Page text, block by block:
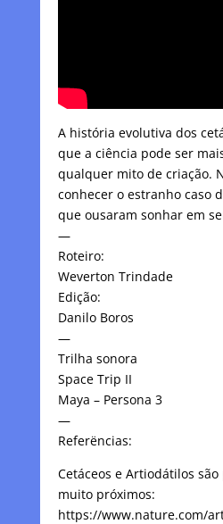
A história evolutiva dos
que a ciência pode ser
qualquer mito de criação.
conhecer o estranho caso
que ousaram sonhar em
—
Roteiro:
Weverton Trindade
Edição:
Danilo Boros
—
Trilha sonora
Space Trip II
Maya – Persona 3
—
Referëncias:
Cetáceos e Artiodátilos
muito próximos:
https://www.nature.com/